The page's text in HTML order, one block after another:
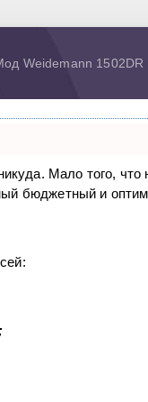
Weidemann
Мало того, что
бюджетный и